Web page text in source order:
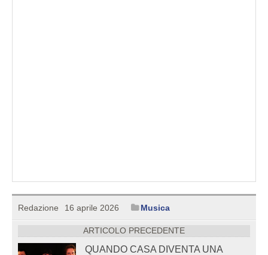
Redazione 16 aprile 2026 Musica
ARTICOLO PRECEDENTE
QUANDO CASA DIVENTA UNA